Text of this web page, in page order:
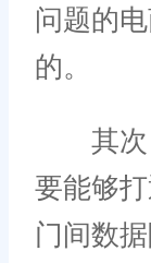
问题的
的。
其次
要能够
门间数